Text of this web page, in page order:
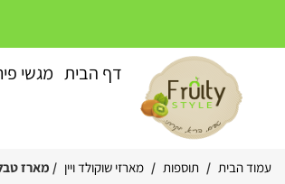
דף הבית מגשי
עמוד הבית / תוספות / מארזי שוקולד ויין / מארז